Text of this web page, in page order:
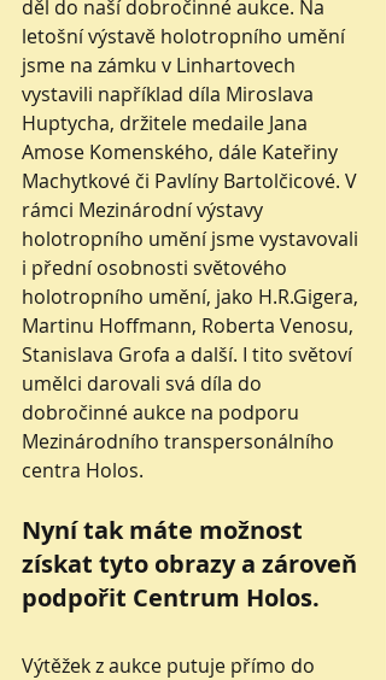
děl do naší dobročinné aukce. Na
letošní výstavě holotropního umění
jsme na zámku v Linhartovech
vystavili například díla Miroslava
Huptycha, držitele medaile Jana
Amose Komenského, dále Kateřiny
Machytkové či Pavlíny Bartolčicové. V
rámci Mezinárodní výstavy
holotropního umění jsme vystavovali
i přední osobnosti světového
holotropního umění, jako H.R.Gigera,
Martinu Hoffmann, Roberta Venosu,
Stanislava Grofa a další. I tito světoví
umělci darovali svá díla do
dobročinné aukce na podporu
Mezinárodního transpersonálního
centra Holos.
Nyní tak máte možnost
získat tyto obrazy a zároveň
podpořit Centrum Holos.
Výtěžek z aukce putuje přímo do